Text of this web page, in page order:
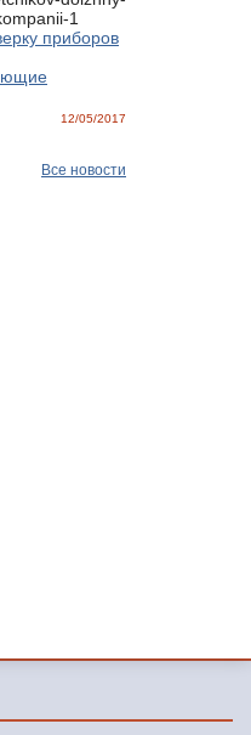
приборов
12/05/2017
Все новости